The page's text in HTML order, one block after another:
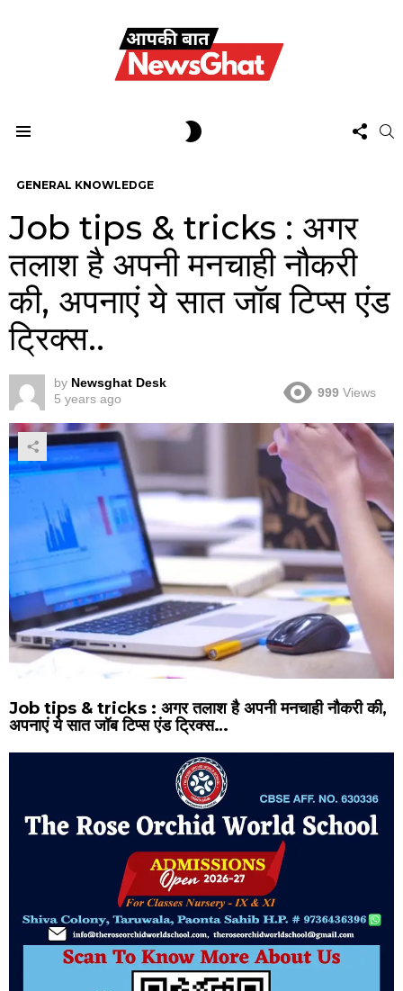
US
GENERAL KNOWLEDGE
Job tips & tricks : अगर
तलाश है अपनी मनचाही नौकरी
की, अपनाएं ये सात जॉब टिप्स एंड
ट्रिक्स..
by Newsghat Desk
5 years ago
999 Views
Job tips & tricks : अगर तलाश है अपनी मनचाही नौकरी की,
अपनाएं ये सात जॉब टिप्स एंड ट्रिक्स…